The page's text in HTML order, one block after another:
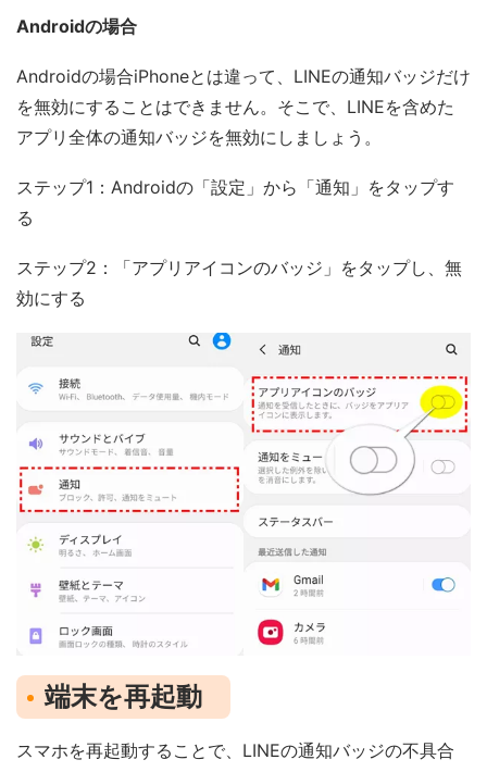
Androidの場合
Androidの場合iPhoneとは違って、LINEの通知バッジだけ
を無効にすることはできません。そこで、LINEを含めた
アプリ全体の通知バッジを無効にしましょう。
ステップ1：Androidの「設定」から「通知」をタップす
る
ステップ2：「アプリアイコンのバッジ」をタップし、無
効にする
端末を再起動
スマホを再起動することで、LINEの通知バッジの不具合